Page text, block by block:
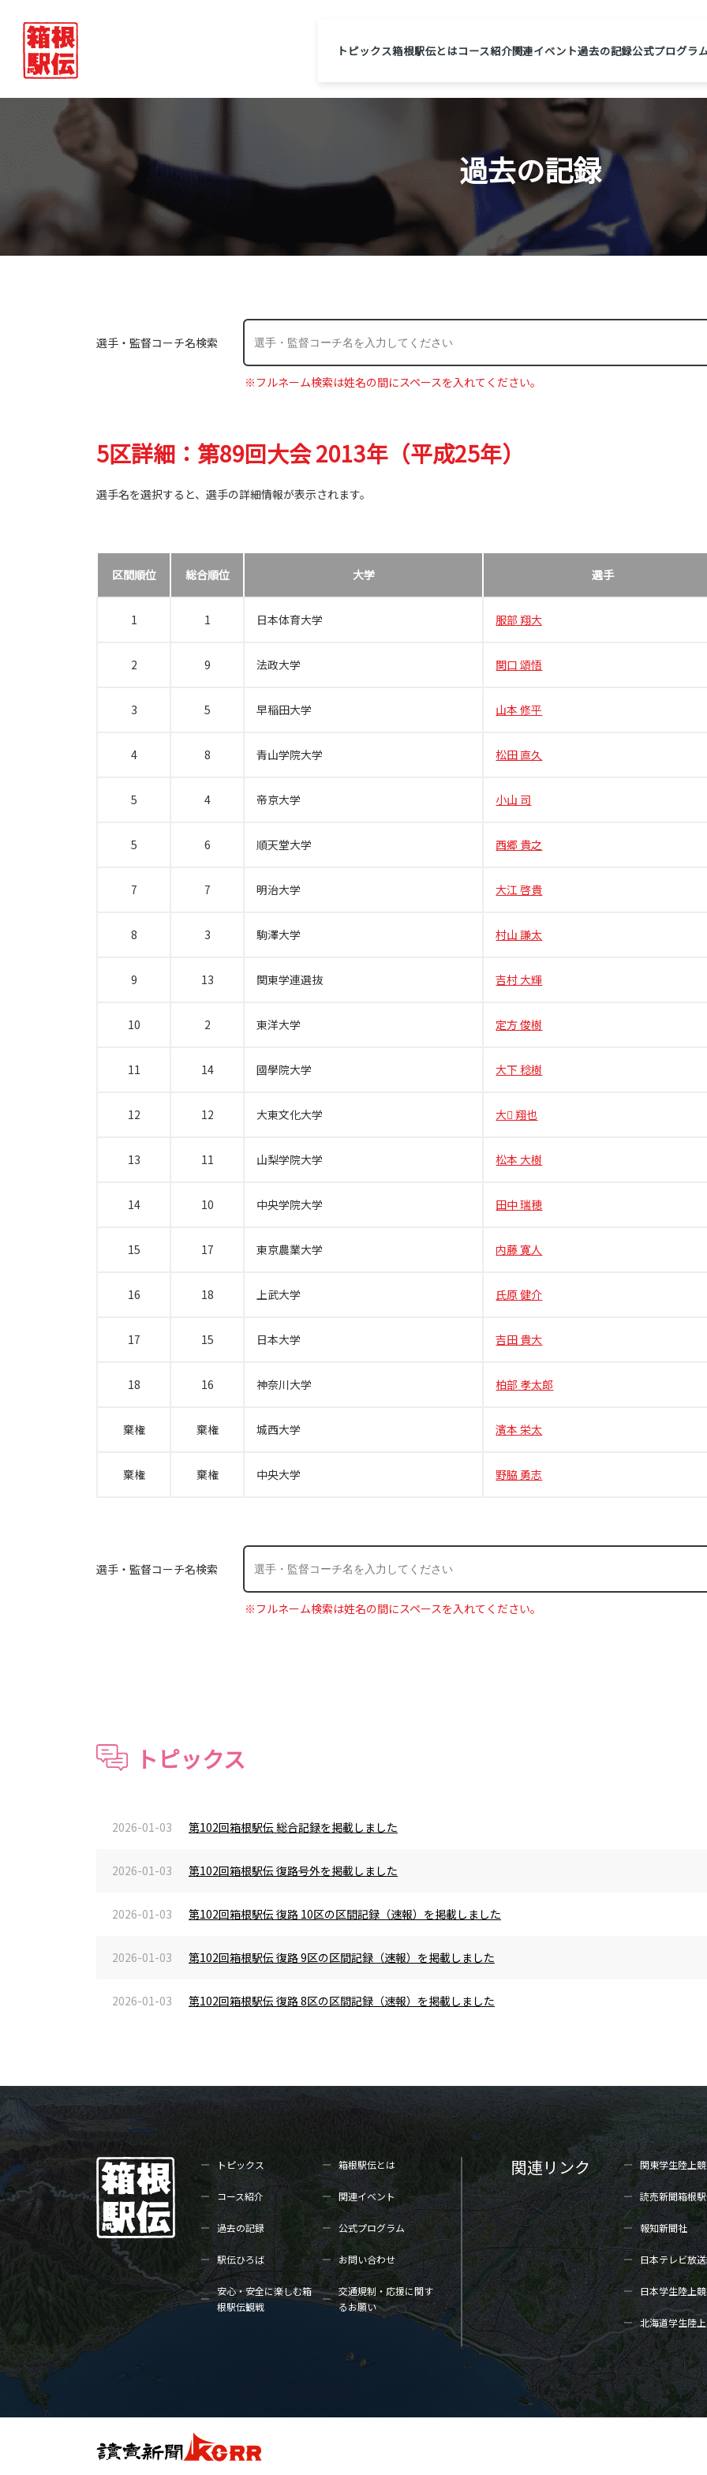
トピックス箱根駅伝とはコース紹介関連イベント過去の記録公式プログラ
過去の記録
選手・監督コーチ名検索
※フルネーム検索は姓名の間にスペースを入れてください。
5区詳細：第89回大会 2013年（平成25年）
選手名を選択すると、選手の詳細情報が表示されます。
区間順位 総合順位 大学 選手
1 1 日本体育大学 服部 翔大
2 9 法政大学 関口 頌悟
3 5 早稲田大学 山本 修平
4 8 青山学院大学 松田 直久
5 4 帝京大学 小山 司
5 6 順天堂大学 西郷 貴之
7 7 明治大学 大江 啓貴
8 3 駒澤大学 村山 謙太
9 13 関東学連選抜 吉村 大輝
10 2 東洋大学 定方 俊樹
11 14 國學院大学 大下 稔樹
12 12 大東文化大学 大 翔也
13 11 山梨学院大学 松本 大樹
14 10 中央学院大学 田中 瑞穂
15 17 東京農業大学 内藤 寛人
16 18 上武大学 氏原 健介
17 15 日本大学 吉田 貴大
18 16 神奈川大学 柏部 孝太郎
棄権 棄権 城西大学 濱本 栄太
棄権 棄権 中央大学 野脇 勇志
選手・監督コーチ名検索
※フルネーム検索は姓名の間にスペースを入れてください。
トピックス
2026-01-03 第102回箱根駅伝 総合記録を掲載しました
2026-01-03 第102回箱根駅伝 復路号外を掲載しました
2026-01-03 第102回箱根駅伝 復路 10区の区間記録（速報）を掲載しました
2026-01-03 第102回箱根駅伝 復路 9区の区間記録（速報）を掲載しました
2026-01-03 第102回箱根駅伝 復路 8区の区間記録（速報）を掲載しました
トピックス 箱根駅伝とは
コース紹介 関連イベント
過去の記録 公式プログラム
駅伝ひろば お問い合わせ
安心・安全に楽しむ箱
根駅伝観戦
交通規制・応援に関す
るお願い
関連リンク 関東学生陸上
読売新聞箱根
報知新聞社
日本テレビ放
日本学生陸上
北海道学生陸上